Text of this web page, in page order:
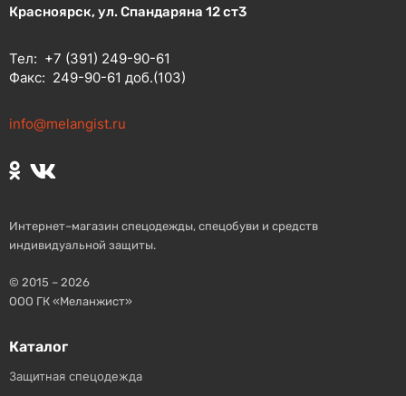
Красноярск, ул. Спандаряна 12 ст3
Тел: +7 (391) 249-90-61
Факс: 249-90-61 доб.(103)
info@melangist.ru
Интернет–магазин спецодежды, спецобуви и средств
индивидуальной защиты.
© 2015 – 2026
ООО ГК «Меланжист»
Каталог
Защитная спецодежда